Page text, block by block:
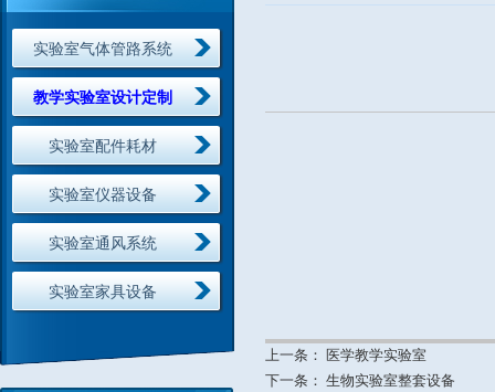
实验室气体管路系统
教学实验室设计定制
实验室配件耗材
实验室仪器设备
实验室通风系统
实验室家具设备
上一条：
医学教学实验室
下一条： 生物实验室整套设备